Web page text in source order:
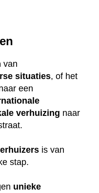
van
situaties, of het
een
verhuizing naar
is van
stap.
unieke